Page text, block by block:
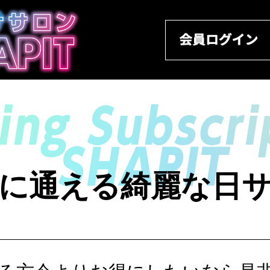
通える綺麗な日